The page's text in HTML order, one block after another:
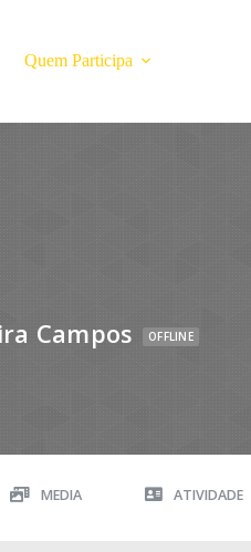
Quem Participa
Campos OFFLINE
MEDIA ATIVIDADE